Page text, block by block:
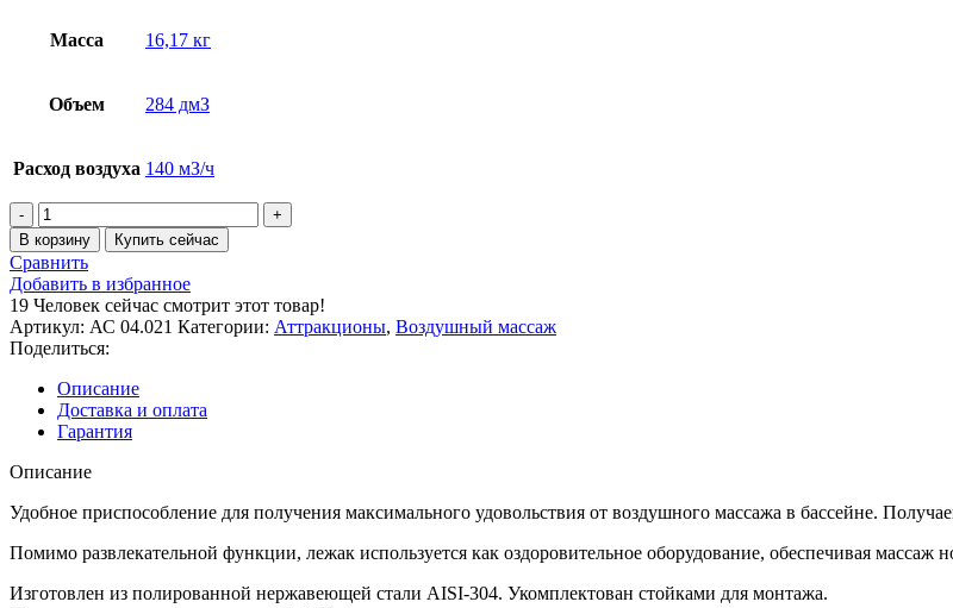
Масса 16,17 кг
Объем 284 дмЗ
Расход воздуха 140 мЗ/ч
Количество
товара
Лежак
воздушного
массажа
двойной,
плитка
В корзину Купить сейчас
Сравнить
Добавить в избранное
19 Человек сейчас смотрит этот товар!
Артикул: АС 04.021 Категории: Аттракционы, Воздушный массаж
Поделиться:
Описание
Доставка и оплата
Гарантия
Описание
Удобное приспособление для получения максимального удовольствия от воздушного массажа в бассейне.
Помимо развлекательной функции, лежак используется как оздоровительное оборудование, обеспечивая массаж
Изготовлен из полированной нержавеющей стали AISI‑304. Укомплектован стойками для монтажа.